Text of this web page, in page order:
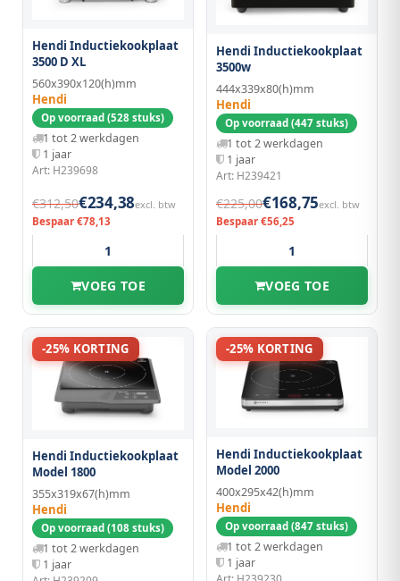
Hendi Inductiekookplaat
3500 D XL
560x390x120(h)mm
Hendi
Op voorraad (528 stuks)
1 tot 2 werkdagen
1 jaar
Art: H239698
€312,50€234,38excl. btw
Bespaar €78,13
VOEG TOE
Hendi Inductiekookplaat
3500w
444x339x80(h)mm
Hendi
Op voorraad (447 stuks)
1 tot 2 werkdagen
1 jaar
Art: H239421
€225,00€168,75excl. btw
Bespaar €56,25
VOEG TOE
-25% KORTING
Hendi Inductiekookplaat
Model 1800
355x319x67(h)mm
Hendi
Op voorraad (108 stuks)
1 tot 2 werkdagen
1 jaar
-25% KORTING
Hendi Inductiekookplaat
Model 2000
400x295x42(h)mm
Hendi
Op voorraad (847 stuks)
1 tot 2 werkdagen
1 jaar